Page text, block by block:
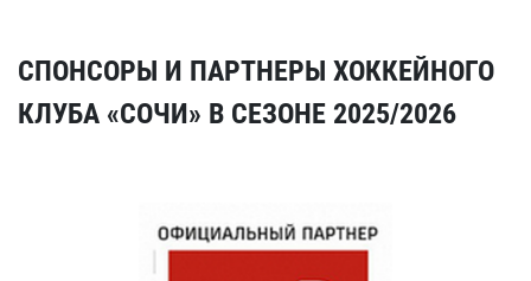
СПОНСОРЫ И ПАРТНЕРЫ ХОККЕЙНОГО
КЛУБА «СОЧИ» В СЕЗОНЕ 2025/2026